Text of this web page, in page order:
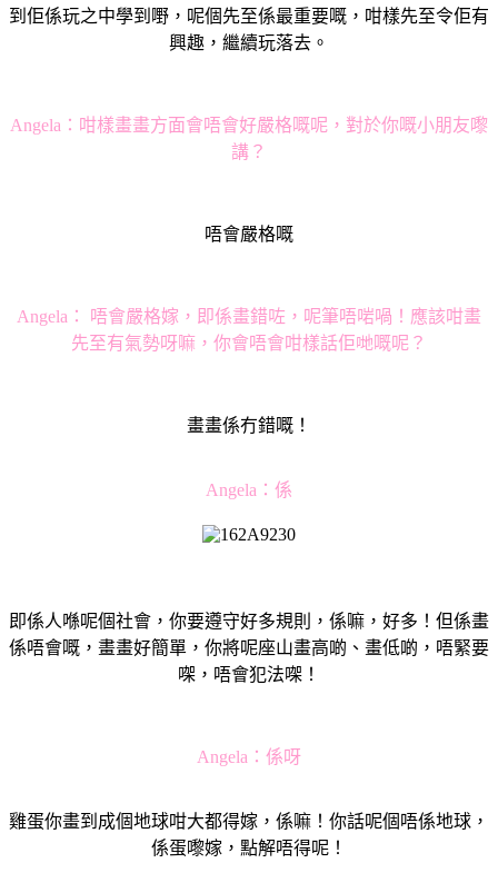
到佢係玩之中學到嘢，呢個先至係最重要嘅，咁樣先至令佢有
興趣，繼續玩落去。
Angela： 咁樣畫畫方面會唔會好嚴格嘅呢，對於你嘅小朋友嚟
講？
唔會嚴格嘅
Angela：
唔會嚴格嫁，即係畫錯咗，呢筆唔啱喎！應該咁畫
先至有氣勢呀嘛，你會唔會咁樣話佢哋嘅呢？
畫畫係冇錯嘅！
Angela： 係
即係人喺呢個社會，你要遵守好多規則，係嘛，好多！但係畫
係唔會嘅，畫畫好簡單，你將呢座山畫高啲、畫低啲，唔緊要
㗎，唔會犯法㗎！
Angela： 係呀
雞蛋你畫到成個地球咁大都得嫁，係嘛！你話呢個唔係地球，
係蛋嚟嫁，點解唔得呢！